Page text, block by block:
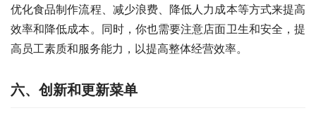
优化食品制作流程、减少浪费、降低人力成本等方式来提高
效率和降低成本。同时，你也需要注意店面卫生和安全，提
高员工素质和服务能力，以提高整体经营效率。
六、创新和更新菜单